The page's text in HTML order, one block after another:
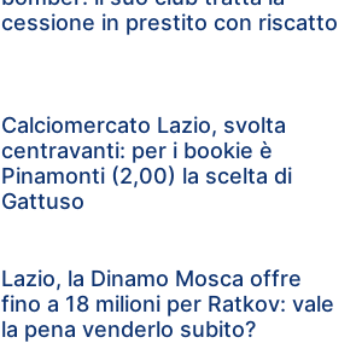
cessione in prestito con riscatto
Calciomercato Lazio, svolta
centravanti: per i bookie è
Pinamonti (2,00) la scelta di
Gattuso
Lazio, la Dinamo Mosca offre
fino a 18 milioni per Ratkov: vale
la pena venderlo subito?